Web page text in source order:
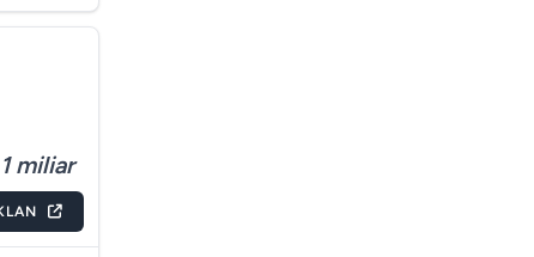
miliar